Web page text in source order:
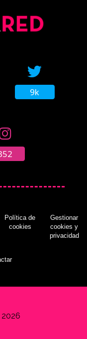
9k
Política de
cookies
Gestionar
cookies y
privacidad